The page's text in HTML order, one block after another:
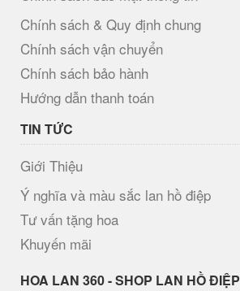
Chính sách & Quy định chung
Chính sách vận chuyển
Chính sách bảo hành
Hướng dẫn thanh toán
TIN TỨC
Giới Thiệu
Ý nghĩa và màu sắc lan hồ điệp
Tư vấn tặng hoa
Khuyến mãi
H​OA LAN 360 - SHOP LAN HỒ ĐIỆP